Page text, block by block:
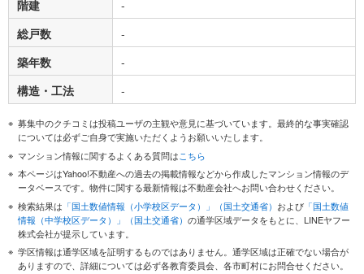
階建
-
総戸数
-
築年数
-
構造・工法
-
募集中のクチコミは投稿ユーザの主観や意見に基づいています。最終的な事実確認
については必ずご自身で実施いただくようお願いいたします。
マンション情報に関するよくある質問はこちら
本ページはYahoo!不動産への過去の掲載情報などから作成したマンション情報のデ
ータベースです。物件に関する最新情報は不動産会社へお問い合わせください。
検索結果は 「国土数値情報（小学校区データ）」（国土交通省） および 「国土数値
情報（中学校区データ）」（国土交通省） の通学区域データをもとに、LINEヤフー
株式会社が提示しています。
学区情報は通学区域を証明するものではありません。通学区域は正確でない場合が
ありますので、詳細については必ず各教育委員会、各市町村にお問合せください。